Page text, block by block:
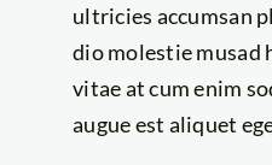
ultricies accumsan
dio molestie musad
vitae at cum enim
augue est aliquet